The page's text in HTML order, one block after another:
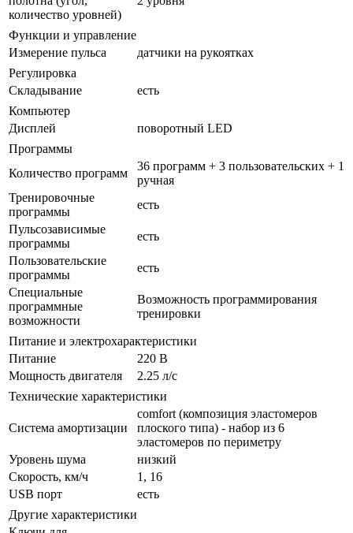
количество уровней)
Функции и управление
Измерение пульса
датчики на рукоятках
Регулировка
Складывание
есть
Компьютер
Дисплей
поворотный LED
Программы
Количество программ
36 программ + 3 пользовательских + 1
ручная
Тренировочные
программы
есть
Пульсозависимые
программы
есть
Пользовательские
программы
есть
Специальные
программные
возможности
Возможность программирования
тренировки
Питание и электрохарактеристики
Питание
220 В
Мощность двигателя
2.25 л/с
Технические характеристики
Система амортизации
comfort (композиция эластомеров
плоского типа) - набор из 6
эластомеров по периметру
Уровень шума
низкий
Скорость, км/ч
1, 16
USB порт
есть
Другие характеристики